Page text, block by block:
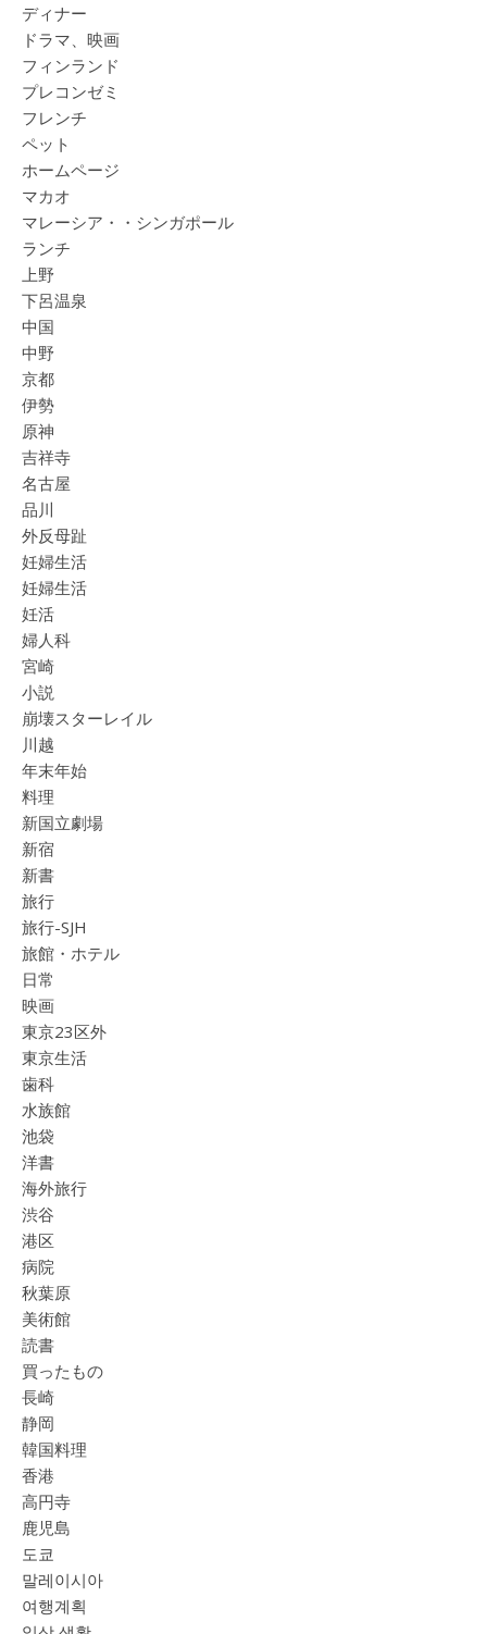
ディナー
ドラマ、映画
フィンランド
プレコンゼミ
フレンチ
ペット
ホームページ
マカオ
マレーシア・・シンガポール
ランチ
上野
下呂温泉
中国
中野
京都
伊勢
原神
吉祥寺
名古屋
品川
外反母趾
妊婦生活
妊婦生活
妊活
婦人科
宮崎
小説
崩壊スターレイル
川越
年末年始
料理
新国立劇場
新宿
新書
旅行
旅行-SJH
旅館・ホテル
日常
映画
東京23区外
東京生活
歯科
水族館
池袋
洋書
海外旅行
渋谷
港区
病院
秋葉原
美術館
読書
買ったもの
長崎
静岡
韓国料理
香港
高円寺
鹿児島
도쿄
말레이시아
여행계획